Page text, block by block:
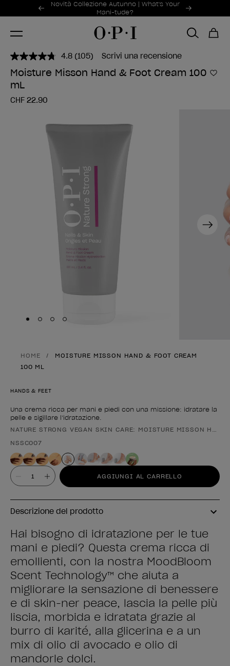
Offerte promozionali
Novità Collezione Autunno | What's Your
Mani-tude?
Item 1 of 2
4.8 Leggi
105
recensioni.
(105) Scrivi una recensione
Moisture Misson Hand & Foot Cream 100
mL
CHF 22.90
Next
Skip to slide
Skip to slide
Skip to slide
Skip to slide
HOME
MOISTURE MISSON HAND & FOOT CREAM
100 ML
HANDS & FEET
Una crema ricca per mani e piedi con una missione: idratare la
pelle e sigillare l’idratazione.
Forma del prodotto
NATURE STRONG VEGAN SKIN CARE: MOISTURE MISSON
NSSC007
Valore AGGIUNGI AL CARRELLO
Descrizione del prodotto
Hai bisogno di idratazione per le tue
mani e piedi? Questa crema ricca di
emollienti, con la nostra MoodBloom
Scent Technology™ che aiuta a
migliorare la sensazione di benessere
e di skin-ner peace, lascia la pelle più
liscia, morbida e idratata grazie al
burro di karité, alla glicerina e a un
mix di olio di avocado e olio di
mandorle dolci.